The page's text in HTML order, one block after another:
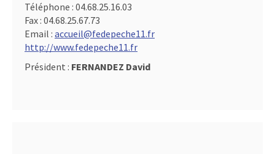
Téléphone : 04.68.25.16.03
Fax : 04.68.25.67.73
Email : accueil@fedepeche11.fr
http://www.fedepeche11.fr
Président : FERNANDEZ David